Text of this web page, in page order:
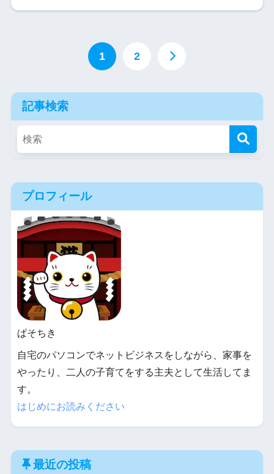
1 2
記事検索
プロフィール
ぱそちき
自宅のパソコンでネットビジネスをしながら、家事を
やったり、二人の子育てをする主夫として生活してま
す。
はじめにお読みください
最近の投稿